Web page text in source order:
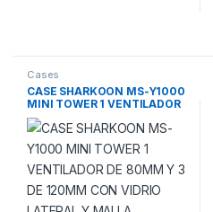
Cases
CASE SHARKOON MS-Y1000
MINI TOWER 1 VENTILADOR
DE 80MM Y 3 DE 120MM
CON VIDRIO LATERAL Y
MALLA FRONTAL
4044951035083 BLANCO